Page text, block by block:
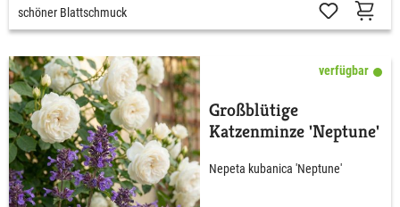
schöner Blattschmuck
verfügbar
Großblütige
Katzenminze 'Neptune'
Nepeta kubanica 'Neptune'